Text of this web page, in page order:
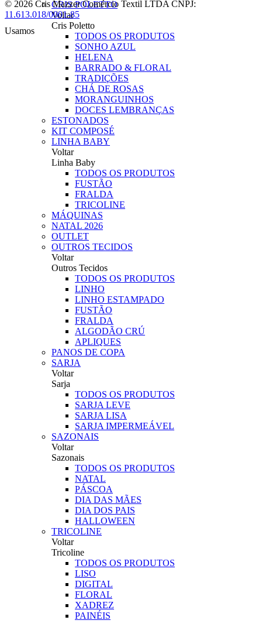
CRIS POLETTO
Voltar
Cris Poletto
TODOS OS PRODUTOS
SONHO AZUL
HELENA
BARRADO & FLORAL
TRADIÇÕES
CHÁ DE ROSAS
MORANGUINHOS
DOCES LEMBRANÇAS
ESTONADOS
KIT COMPOSÉ
LINHA BABY
Voltar
Linha Baby
TODOS OS PRODUTOS
FUSTÃO
FRALDA
TRICOLINE
MÁQUINAS
NATAL 2026
OUTLET
OUTROS TECIDOS
Voltar
Outros Tecidos
TODOS OS PRODUTOS
LINHO
LINHO ESTAMPADO
FUSTÃO
FRALDA
ALGODÃO CRÚ
APLIQUES
PANOS DE COPA
SARJA
Voltar
Sarja
TODOS OS PRODUTOS
SARJA LEVE
SARJA LISA
SARJA IMPERMEÁVEL
SAZONAIS
Voltar
Sazonais
TODOS OS PRODUTOS
NATAL
PÁSCOA
DIA DAS MÃES
DIA DOS PAIS
HALLOWEEN
TRICOLINE
Voltar
Tricoline
TODOS OS PRODUTOS
LISO
DIGITAL
FLORAL
XADREZ
PAINÉIS
© 2026 Cris Mazzer Comércio Textil LTDA CNPJ:
11.613.018/0001-85
Usamos